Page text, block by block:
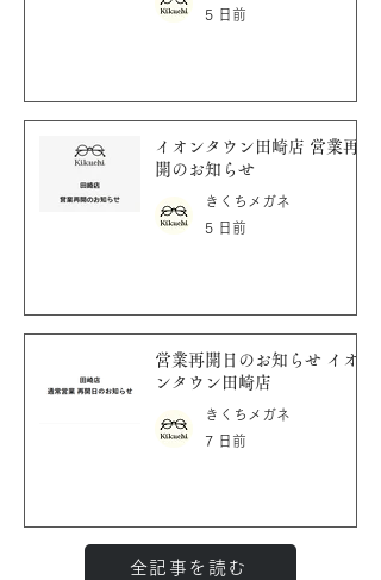
5 日前
イオンタウン田崎店 営業再
開のお知らせ
きくちメガネ
5 日前
営業再開日のお知らせ イオ
ンタウン田崎店
きくちメガネ
7 日前
全記事を読む